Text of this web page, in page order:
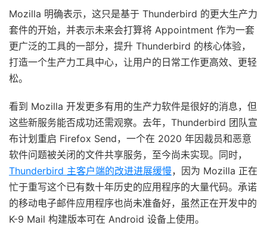
Mozilla 明确表示，这只是基于 Thunderbird 的更大生产力
套件的开始，并表示未来会打算将 Appointment 作为一套
更广泛的工具的一部分，提升 Thunderbird 的核心体验，
打造一个生产力工具中心，让用户的日常工作更高效、更轻
松。
看到 Mozilla 开发更多有用的生产力软件是很好的消息，但
这些新服务能否成功还需观察。去年，Thunderbird 团队宣
布计划重启 Firefox Send，一个在 2020 年因裁员和恶意
软件问题被关闭的文件共享服务，至今尚未实现。同时，
Thunderbird 主客户端的改进进展缓慢，因为 Mozilla 正在
忙于重写这个已有数十年历史的应用程序的大量代码。承诺
的移动电子邮件应用程序也尚未准备好，虽然正在开发中的
K-9 Mail 构建版本可在 Android 设备上使用。